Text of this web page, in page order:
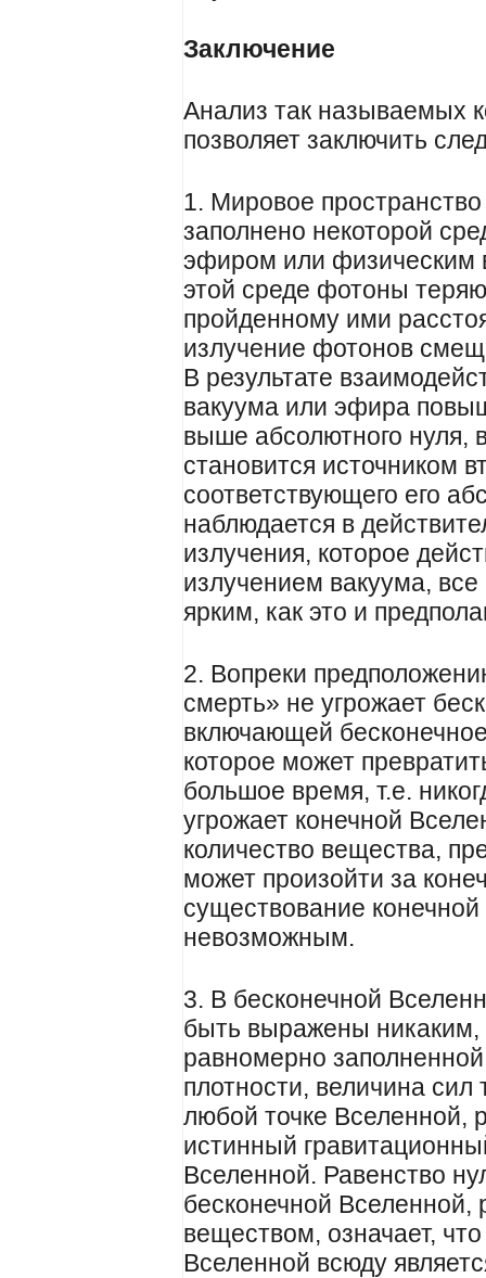
Заключение
Анализ так называемых
позволяет заключить
1. Мировое
заполнено некоторой
эфиром или физическим
этой среде фотоны
пройденному ими
излучение фотонов
В результате
вакуума или эфира
выше абсолютного нуля,
становится источником
соответствующего его
наблюдается в
излучения, которое
излучением вакуума,
ярким, как это и
2. Вопреки
смерть» не угрожает
включающей
которое может
большое время, т.е.
угрожает конечной
количество вещества,
может произойти за
существование
невозможным.
3. В бесконечной
быть выражены никаким,
равномерно
плотности, величина сил
любой точке Вселенной,
истинный
Вселенной. Равенство
бесконечной
веществом, означает,
Вселенной всюду